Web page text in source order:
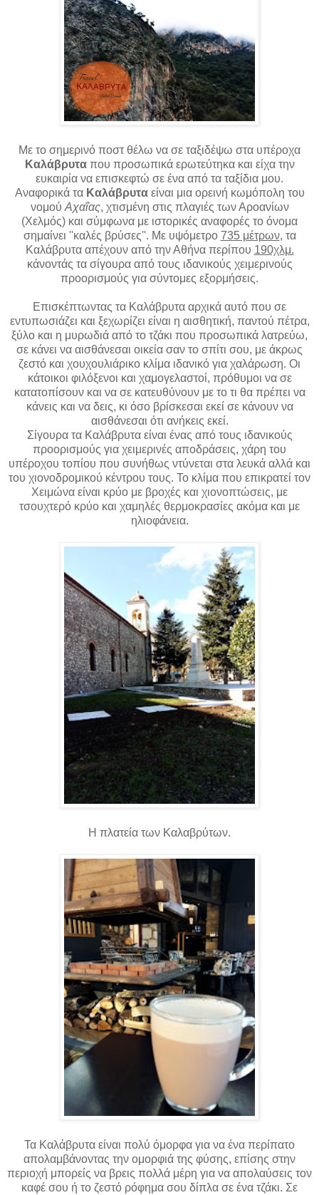
Με το σημερινό ποστ θέλω να σε ταξιδέψω στα υπέροχα
Καλάβρυταπου προσωπικά ερωτεύτηκα και είχα την
ευκαιρία να επισκεφτώ σε ένα από τα ταξίδια μου.
Αναφορικά τα Καλάβρυταείναι μια ορεινή κωμόπολη του
νομού Αχαΐας, χτισμένη στις πλαγιές των Αροανίων
(Χελμός) και σύμφωνα με ιστορικές αναφορές το όνομα
σημαίνει ''καλές βρύσες''. Με υψόμετρο 735 μέτρων, τα
Καλάβρυτα απέχουν από την Αθήνα περίπου 190χλμ.
κάνοντάς τα σίγουρα από τους ιδανικούς χειμερινούς
προορισμούς για σύντομες εξορμήσεις.
Επισκέπτωντας τα Καλάβρυτα αρχικά αυτό που σε
εντυπωσιάζει και ξεχωρίζει είναι η αισθητική, παντού πέτρα,
ξύλο και η μυρωδιά από το τζάκι που προσωπικά λατρεύω,
σε κάνει να αισθάνεσαι οικεία σαν το σπίτι σου, με άκρως
ζεστό και χουχουλιάρικο κλίμα ιδανικό για χαλάρωση. Οι
κάτοικοι φιλόξενοι και χαμογελαστοί, πρόθυμοι να σε
κατατοπίσουν και να σε κατευθύνουν με το τι θα πρέπει να
κάνεις και να δεις, κι όσο βρίσκεσαι εκεί σε κάνουν να
αισθάνεσαι ότι ανήκεις εκεί.
Σίγουρα τα Καλάβρυτα είναι ένας από τους ιδανικούς
προορισμούς για χειμερινές αποδράσεις, χάρη του
υπέροχου τοπίου που συνήθως ντύνεται στα λευκά αλλά και
του χιονοδρομικού κέντρου τους. Το κλίμα που επικρατεί τον
Χειμώνα είναι κρύο με βροχές και χιονοπτώσεις, με
τσουχτερό κρύο και χαμηλές θερμοκρασίες ακόμα και με
ηλιοφάνεια.
Η πλατεία των Καλαβρύτων.
Τα Καλάβρυτα είναι πολύ όμορφα για να ένα περίπατο
απολαμβάνοντας την ομορφιά της φύσης, επίσης στην
περιοχή μπορείς να βρεις πολλά μέρη για να απολαύσεις τον
καφέ σου ή το ζεστό ρόφημα σου δίπλα σε ένα τζάκι. Σε